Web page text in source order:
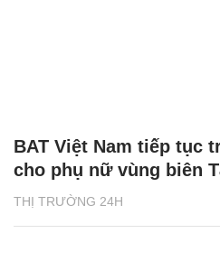
THỊ TRƯỜNG 24H
BAT Việt Nam tiếp tục
cho phụ nữ vùng biên